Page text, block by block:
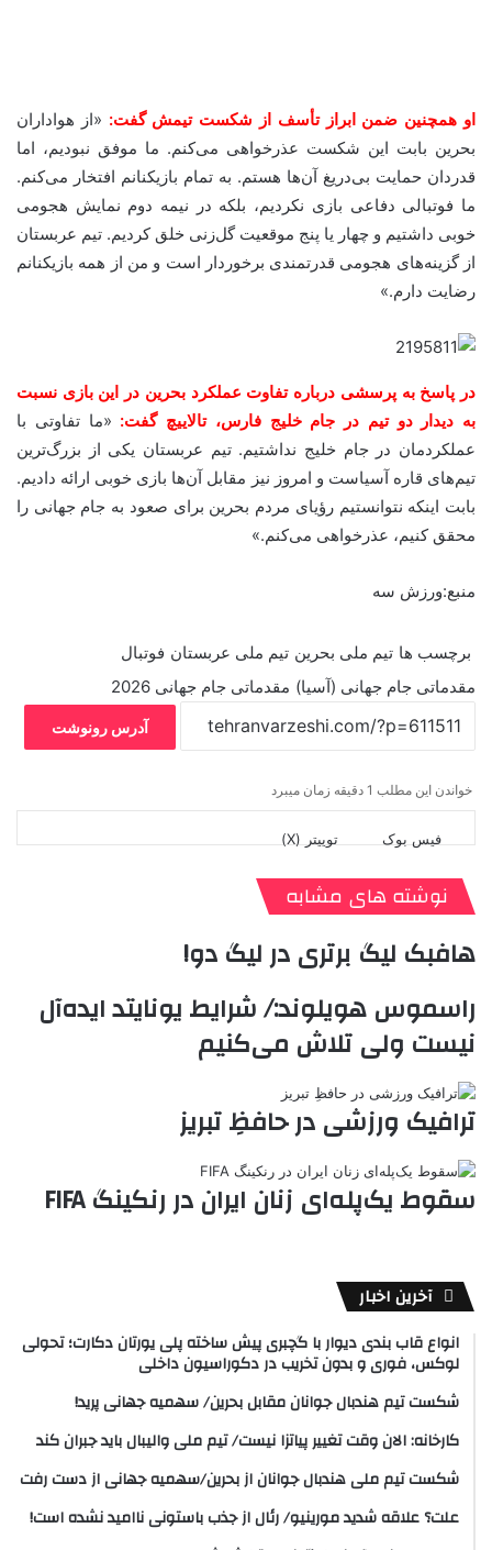
او همچنین ضمن ابراز تأسف از شکست تیمش گفت: «از هواداران
بحرین بابت این شکست عذرخواهی می‌کنم. ما موفق نبودیم، اما
قدردان حمایت بی‌دریغ آن‌ها هستم. به تمام بازیکنانم افتخار می‌کنم.
ما فوتبالی دفاعی بازی نکردیم، بلکه در نیمه دوم نمایش هجومی
خوبی داشتیم و چهار یا پنج موقعیت گل‌زنی خلق کردیم. تیم عربستان
از گزینه‌های هجومی قدرتمندی برخوردار است و من از همه بازیکنانم
رضایت دارم.»
در پاسخ به پرسشی درباره تفاوت عملکرد بحرین در این بازی نسبت
به دیدار دو تیم در جام خلیج فارس، تالاییچ گفت: «ما تفاوتی با
عملکردمان در جام خلیج نداشتیم. تیم عربستان یکی از بزرگ‌ترین
تیم‌های قاره آسیاست و امروز نیز مقابل آن‌ها بازی خوبی ارائه دادیم.
بابت اینکه نتوانستیم رؤیای مردم بحرین برای صعود به جام جهانی را
محقق کنیم، عذرخواهی می‌کنم.»
منبع:ورزش سه
برچسب ها تیم ملی بحرین تیم ملی عربستان فوتبال
مقدماتی جام جهانی (آسیا) مقدماتی جام جهانی 2026
آدرس رونوشت
خواندن این مطلب 1 دقیقه زمان میبرد
فیس بوک توییتر (X)
یلر
ت
تt
k
e
ا
ه
نوشته های مشابه
هافبک لیگ برتری در لیگ دو!
راسموس هویلوند:/ شرایط یونایتد ایده‌آل
نیست ولی تلاش می‌کنیم
ترافیک ورزشی در حافظِ تبریز
سقوط یک‌پله‌ای زنان ایران در رنکینگ FIFA
آخرین اخبار
انواع قاب بندی دیوار با گچبری پیش ساخته پلی یورتان دکارت؛ تحولی
لوکس، فوری و بدون تخریب در دکوراسیون داخلی
شکست تیم هندبال جوانان مقابل بحرین/ سهمیه جهانی پرید!
کارخانه: الان وقت تغییر پیاتزا نیست/ تیم ملی والیبال باید جبران کند
شکست تیم ملی هندبال جوانان از بحرین/سهمیه جهانی از دست رفت
علت؟ علاقه شدید مورینیو/ رئال از جذب باستونی ناامید نشده است!